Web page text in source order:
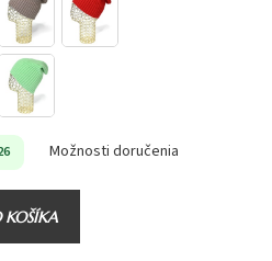
Možnosti doručenia
KOŠÍKA